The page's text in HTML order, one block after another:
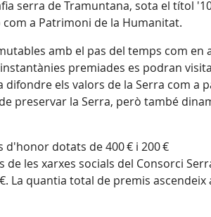
serra de Tramuntana, sota el títol
a Patrimoni de la Humanitat.
amb el pas del temps com en
premiades es podran
els valors de la Serra com a
preservar la Serra, però també
dotats de 400 € i 200 €
les xarxes socials del Consorci
quantia total de premis ascendeix